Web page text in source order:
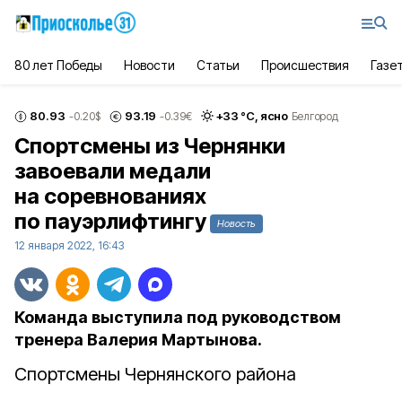
80 лет Победы Новости Статьи Происшествия
80.93 -0.20$ 93.19 -0.39€ +33 °С, ясно Белгород
Спортсмены из Чернянки
завоевали медали
на соревнованиях
по пауэрлифтингу
Новость
12 января 2022, 16:43
Команда выступила под руководством
тренера Валерия Мартынова.
Спортсмены Чернянского района